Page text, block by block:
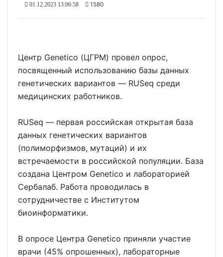
01.12.2023 13:06:58 1580
Центр Genetico (ЦГРМ) провел опрос,
посвященный использованию базы данных
генетических вариантов — RUSeq среди
медицинских работников.
RUSeq — первая российская открытая база
данных генетических вариантов
(полиморфизмов, мутаций) и их
встречаемости в российской популяции. База
создана Центром Genetico и лабораторией
Сербалаб. Работа проводилась в
сотрудничестве с Институтом
биоинформатики.
В опросе Центра Genetico приняли участие
врачи (45% опрошенных), лабораторные